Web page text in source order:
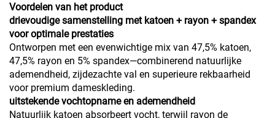
Voordelen van het product
drievoudige samenstelling met katoen + rayon + spandex
voor optimale prestaties
Ontworpen met een evenwichtige mix van 47,5% katoen,
47,5% rayon en 5% spandex—combinerend natuurlijke
ademendheid, zijdezachte val en superieure rekbaarheid
voor premium dameskleding.
uitstekende vochtopname en ademendheid
Natuurlijk katoen absorbeert vocht, terwijl rayon de